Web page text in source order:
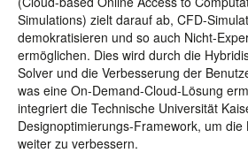
Simulations) zielt darauf ab, CFD-
demokratisieren und so auch Nicht-
ermöglichen. Dies wird durch die
Solver und die Verbesserung der
was eine On-Demand-Cloud-Lösung
integriert die Technische Universität
Designoptimierungs-Framework, um die
weiter zu verbessern.